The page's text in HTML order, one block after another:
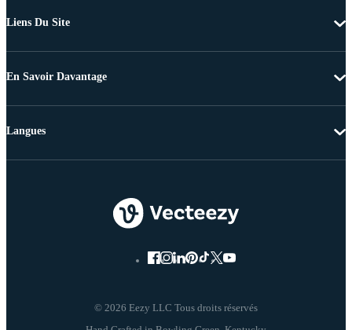
Liens Du Site
En Savoir Davantage
© 2026 Eezy LLC Tous droits réservés
Langues